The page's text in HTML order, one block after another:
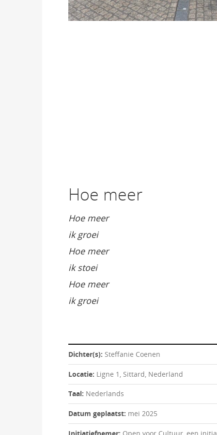
Hoe meer
Hoe meer
ik groei
Hoe meer
ik stoei
Hoe meer
ik groei
Dichter(s): Steffanie Coenen
Locatie: Ligne 1, Sittard, Nederland
Taal: Nederlands
Datum geplaatst: mei 2025